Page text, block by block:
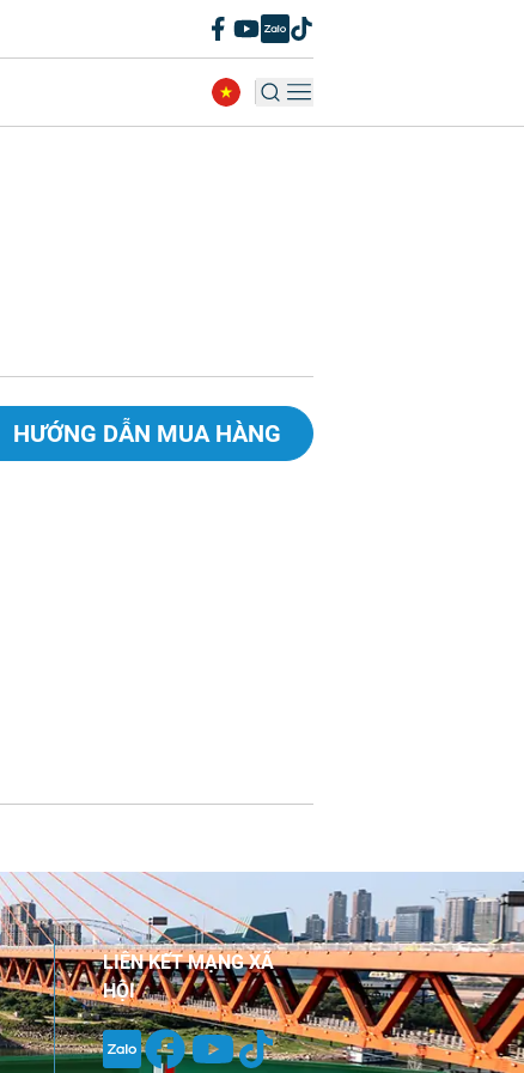
HƯỚNG DẪN MUA HÀNG
LIÊN KẾT MẠNG XÃ
HỘI